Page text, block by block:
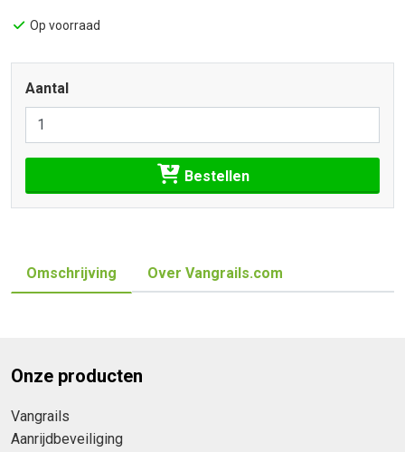
Op voorraad
Aantal
Bestellen
Omschrijving Over Vangrails.com
Onze producten
Vangrails
Aanrijdbeveiliging